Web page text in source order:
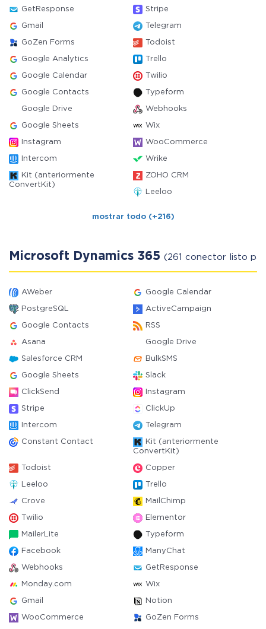
GetResponse Stripe
Gmail Telegram
GoZen Forms Todoist
Google Analytics Trello
Google Calendar Twilio
Google Contacts Typeform
Google Drive Webhooks
Google Sheets Wix
Instagram WooCommerce
Intercom Wrike
Kit (anteriormente
ConvertKit)
ZOHO CRM
Leeloo
mostrar todo (+216)
Microsoft Dynamics 365 (261 conector listo
AWeber Google Calendar
PostgreSQL ActiveCampaign
Google Contacts RSS
Asana Google Drive
Salesforce CRM BulkSMS
Google Sheets Slack
ClickSend Instagram
Stripe ClickUp
Intercom Telegram
Constant Contact
Kit (anteriormente
ConvertKit)
Todoist Copper
Leeloo Trello
Crove MailChimp
Twilio Elementor
MailerLite Typeform
Facebook ManyChat
Webhooks GetResponse
Monday.com Wix
Gmail Notion
WooCommerce GoZen Forms